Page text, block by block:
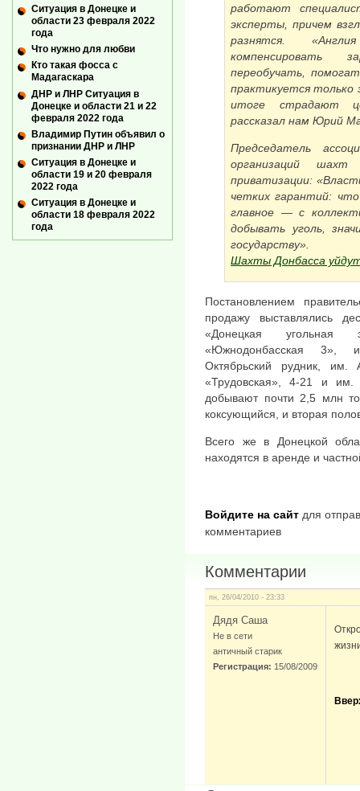
работают
эксперты, причем
разнятся.
компенсировать
переобучать,
практикуется
итоге страдают
рассказал нам Юрий
Председатель
организаций
приватизации:
четких гарантий:
главное — с
добывать уголь,
государству».
Шахты Донбасса
Постановлением
продажу выставлялись
«Донецкая угольная
«Южнодонбасская 3»,
Октябрьский рудник, им.
«Трудовская», 4-21 и им.
добывают почти 2,5 млн
коксующийся, и вторая
Всего же в Донецкой
находятся в аренде и
Войдите на сайт для
комментариев
Комментарии
пн, 26/04/2010 - 23:33
Дядя Саша
Не в сети
античный старик
Регистрация: 15/08/2009
Ситуация в Донецке и
области 23 февраля 2022
года
Что нужно для любви
Кто такая фосса с
Мадагаскара
ДНР и ЛНР Ситуация в
Донецке и области 21 и 22
февраля 2022 года
Владимир Путин объявил о
признании ДНР и ЛНР
Ситуация в Донецке и
области 19 и 20 февраля
2022 года
Ситуация в Донецке и
области 18 февраля 2022
года